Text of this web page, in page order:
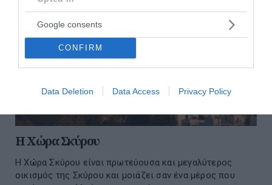
Google consents
CONFIRM
Data Deletion Data Access Privacy Policy
Η Χώρα Σκύρου
Η Χώρα Σκύρου είναι πρωτεύουσα και μεγαλύτερος
οικισμός της Σκύρου και μοιάζει σαν ένα μέρος που